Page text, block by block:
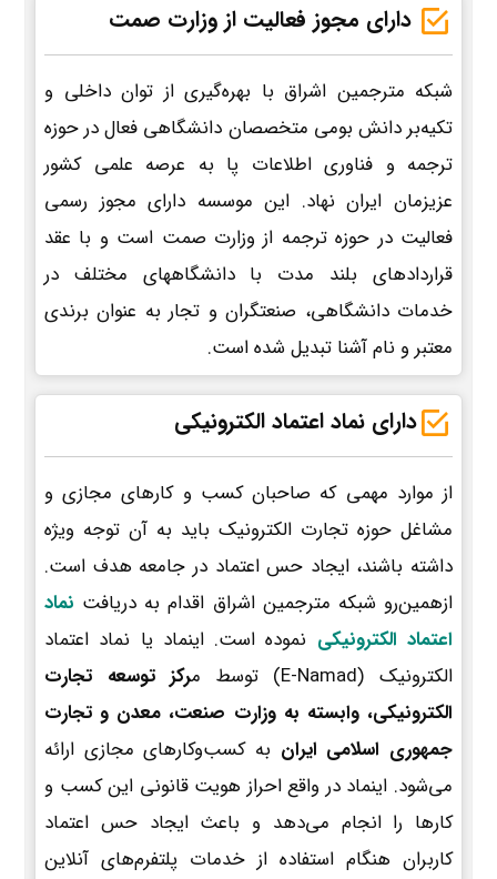
دارای مجوز فعالیت از وزارت صمت
شبکه مترجمین اشراق با بهره‌گیری از توان داخلی و
تکیه‌بر دانش بومی متخصصان دانشگاهی فعال در حوزه
ترجمه و فناوری اطلاعات پا به عرصه علمی کشور
عزیزمان ایران نهاد. این موسسه دارای مجوز رسمی
فعالیت در حوزه ترجمه از وزارت صمت است و با عقد
قراردادهای بلند مدت با دانشگاههای مختلف در
خدمات دانشگاهی، صنعتگران و تجار به عنوان برندی
معتبر و نام آشنا تبدیل شده است.
دارای نماد اعتماد الکترونیکی
از موارد مهمی که صاحبان کسب و کارهای مجازی و
مشاغل حوزه تجارت الکترونیک باید به آن توجه ویژه
داشته باشند، ایجاد حس اعتماد در جامعه هدف است.
ازهمین‌رو شبکه مترجمین اشراق اقدام به دریافت نماد
اعتماد الکترونیکی نموده است. اینماد یا نماد اعتماد
الکترونیک (E-Namad) توسط م
رکز توسعه تجارت
الکترونیکی، وابسته به وزارت صنعت، معدن و تجارت
جمهوری اسلامی ایران به کسب‌وکارهای مجازی ارائه
می‌شود. اینماد در واقع احراز هویت قانونی این کسب و
کارها را انجام می‌دهد و باعث ایجاد حس اعتماد
کاربران هنگام استفاده از خدمات پلتفرم‌های آنلاین